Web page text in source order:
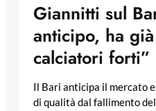
Giannitti sul
anticipo, ha
calciatori forti”
Il Bari anticipa il mercato
di qualità dal fallimento del